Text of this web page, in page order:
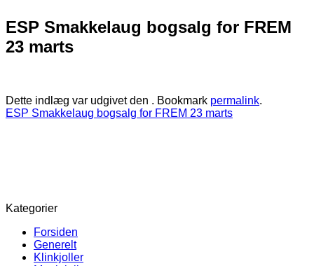
ESP Smakkelaug bogsalg for FREM
23 marts
Dette indlæg var udgivet den . Bookmark permalink.
ESP Smakkelaug bogsalg for FREM 23 marts
Kategorier
Forsiden
Generelt
Klinkjoller